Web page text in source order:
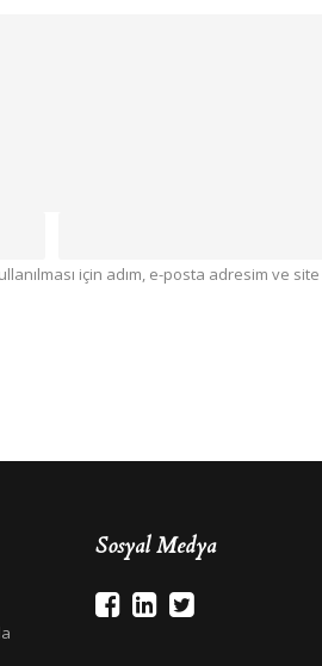
için adım, e-posta adresim ve
Sosyal Medya